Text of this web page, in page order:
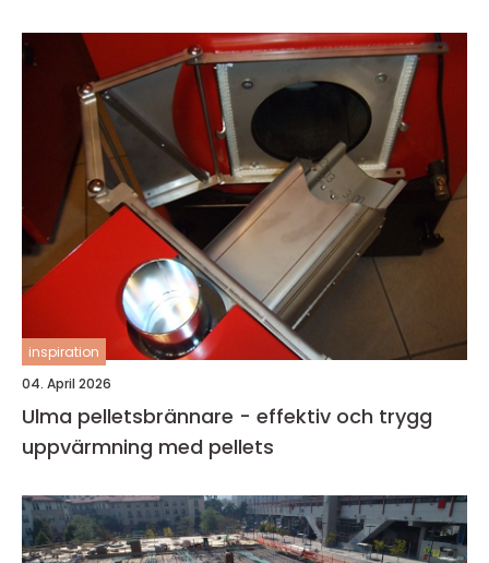
inspiration
04. April 2026
Ulma pelletsbrännare - effektiv och trygg
uppvärmning med pellets